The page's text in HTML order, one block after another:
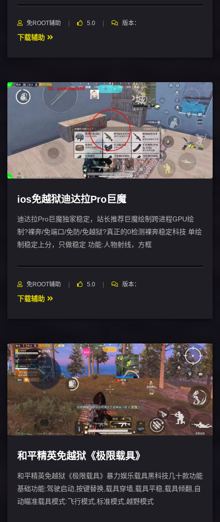
免ROOT辅助 5.0 版本：
下载辅助
ios免越狱迪达拉Pro巨魔
迪达拉Pro巨魔独家稳定，站长推荐巨魔绘制跨进程GPU绘
制?裸奔/免端口/免防/免越狱?真正的0检测裸奔稳定科技 单绘
制稳定上分，只做稳定 功能:人物射线，方框
免ROOT辅助 5.0 版本：
下载辅助
和平精英免越狱《极限载具》
和平精英免越狱《极限载具》暴力娱乐载具黑科技几十款功能
基础功能:驾驶启动,按键替换,载具穿墙,载具平稳,载具倾翻,自
动瞄准载具模式:飞行模式,标准模式,越野模式